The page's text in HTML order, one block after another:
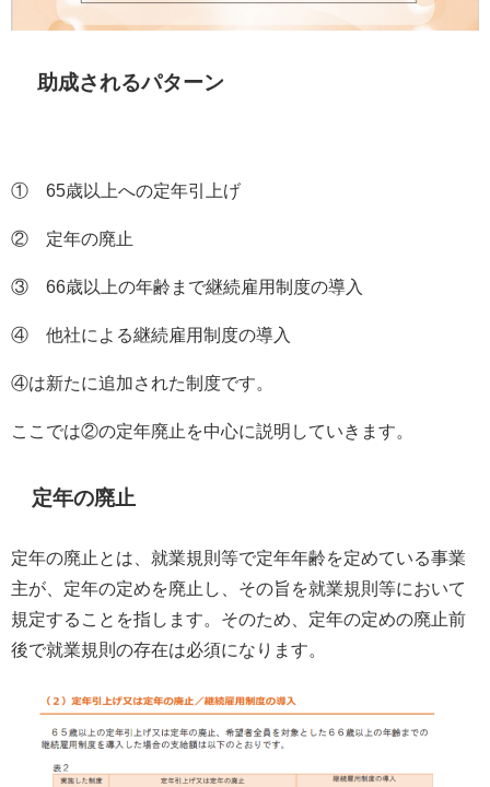
助成されるパターン
① 65歳以上への定年引上げ
② 定年の廃止
③ 66歳以上の年齢まで継続雇用制度の導入
④ 他社による継続雇用制度の導入
④は新たに追加された制度です。
ここでは②の定年廃止を中心に説明していきます。
定年の廃止
定年の廃止とは、就業規則等で定年年齢を定めている事業
主が、定年の定めを廃止し、その旨を就業規則等において
規定することを指します。そのため、定年の定めの廃止前
後で就業規則の存在は必須になります。